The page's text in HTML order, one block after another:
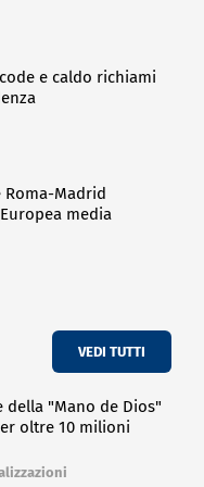
siamo
stesse vibes,
c'ha una rete così
fiero e mi
tour per incontrare
e caldo richiami
Roma-Madrid
media
VEDI TUTTI
della "Mano de Dios"
oltre 10 milioni